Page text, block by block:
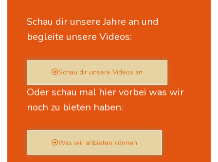
Schau dir unsere Jahre an und
begleite unsere Videos:
Schau dir unsere Videos an
Oder schau mal hier vorbei was wir
noch zu bieten haben:
Was wir anbieten können